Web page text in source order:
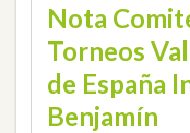
Nota
Torneos
de España
Benjamín